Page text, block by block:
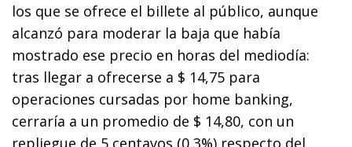
los que se ofrece el billete al público, aunque
alcanzó para moderar la baja que había
mostrado ese precio en horas del mediodía:
tras llegar a ofrecerse a $ 14,75 para
operaciones cursadas por home banking,
cerraría a un promedio de $ 14,80, con un
repliegue de 5 centavos (0,3%) respecto del